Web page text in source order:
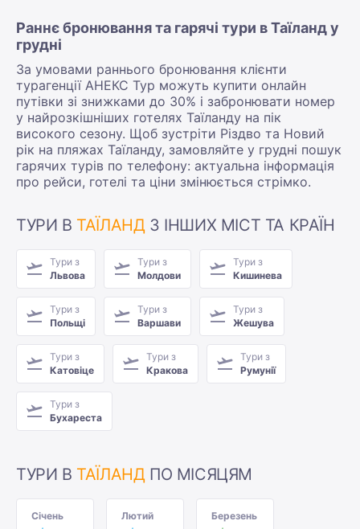
Раннє бронювання та гарячі тури в Таїланд у
грудні
За умовами раннього бронювання клієнти
турагенції АНЕКС Тур можуть купити онлайн
путівки зі знижками до 30% і забронювати номер
у найрозкішніших готелях Таїланду на пік
високого сезону. Щоб зустріти Різдво та Новий
рік на пляжах Таїланду, замовляйте у грудні пошук
гарячих турів по телефону: актуальна інформація
про рейси, готелі та ціни змінюється стрімко.
ТУРИ В ТАЇЛАНД З ІНШИХ МІСТ ТА КРАЇН
Тури з
Львова
Тури з
Молдови
Тури з
Кишинева
Тури з
Польщі
Тури з
Варшави
Тури з
Жешува
Тури з
Катовіце
Тури з
Кракова
Тури з
Румунії
Тури з
Бухареста
ТУРИ В ТАЇЛАНД ПО МІСЯЦЯМ
Січень
Лютий
Березень